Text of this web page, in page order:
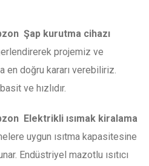
Şap kurutma cihazı
projemiz ve
en doğru kararı verebiliriz.
ve hızlıdır.
Elektrikli ısımak kiralama
uygun ısıtma kapasitesine
Endüstriyel mazotlu ısıtıcı